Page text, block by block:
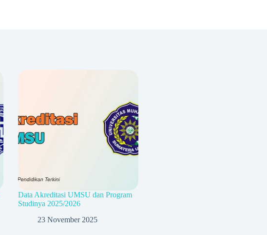
Data Akreditasi UMSU dan Program
Studinya 2025/2026
23 November 2025